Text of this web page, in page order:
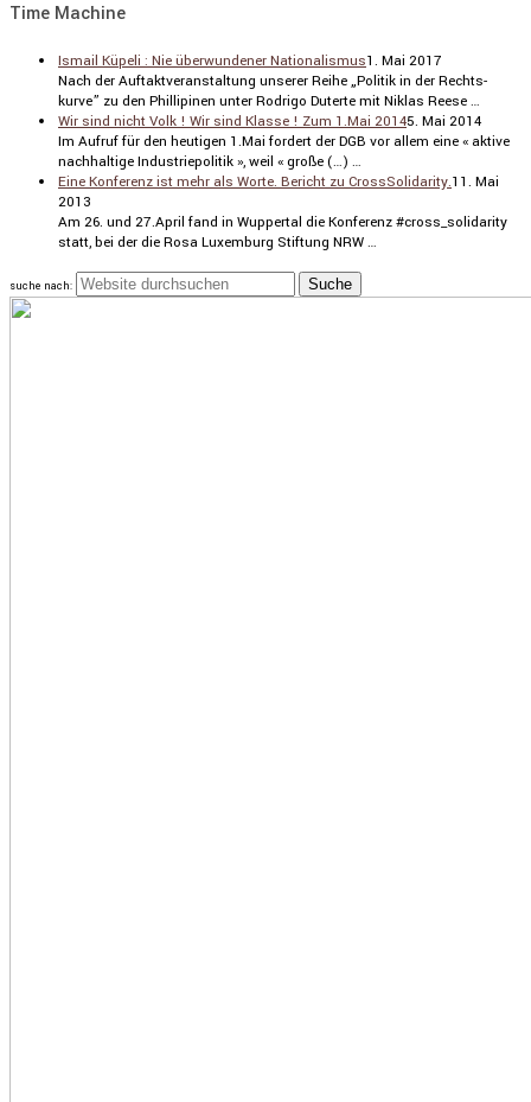
Time Machine
Ismail Küpeli : Nie überwundener Nationalismus1. Mai 2017
Nach der Auftakt­ver­an­stal­tung unserer Reihe „Politik in der Rechts­
kurve” zu den Philli­pinen unter Rodrigo Duterte mit Niklas Reese …
Wir sind nicht Volk ! Wir sind Klasse ! Zum 1.Mai 20145. Mai 2014
Im Aufruf für den heutigen 1.Mai fordert der DGB vor allem eine « aktive
nachhal­tige Indus­trie­po­litik », weil « große (…) …
Eine Konferenz ist mehr als Worte. Bericht zu CrossSolidarity.11. Mai
2013
Am 26. und 27.April fand in Wuppertal die Konferenz #cross_solidarity
statt, bei der die Rosa Luxemburg Stiftung NRW …
suche nach: